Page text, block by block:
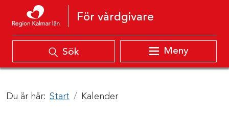
Hoppa till innehåll
För vårdgivare
Sök Meny
Du är här: Start Kalender